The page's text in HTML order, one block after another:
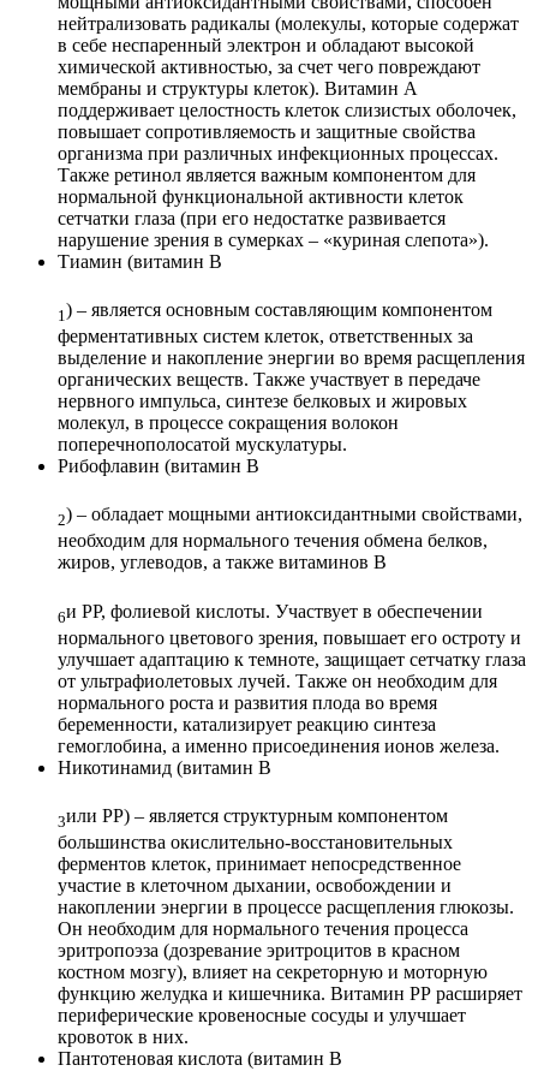
нейтрализовать радикалы (молекулы, которые содержат
в себе неспаренный электрон и обладают высокой
химической активностью, за счет чего повреждают
мембраны и структуры клеток). Витамин А
поддерживает целостность клеток слизистых оболочек,
повышает сопротивляемость и защитные свойства
организма при различных инфекционных процессах.
Также ретинол является важным компонентом для
нормальной функциональной активности клеток
сетчатки глаза (при его недостатке развивается
нарушение зрения в сумерках – «куриная слепота»).
Тиамин (витамин В
1) – является основным составляющим компонентом
ферментативных систем клеток, ответственных за
выделение и накопление энергии во время расщепления
органических веществ. Также участвует в передаче
нервного импульса, синтезе белковых и жировых
молекул, в процессе сокращения волокон
поперечнополосатой мускулатуры.
Рибофлавин (витамин В
2) – обладает мощными антиоксидантными свойствами,
необходим для нормального течения обмена белков,
жиров, углеводов, а также витаминов В
6и РР, фолиевой кислоты. Участвует в обеспечении
нормального цветового зрения, повышает его остроту и
улучшает адаптацию к темноте, защищает сетчатку глаза
от ультрафиолетовых лучей. Также он необходим для
нормального роста и развития плода во время
беременности, катализирует реакцию синтеза
гемоглобина, а именно присоединения ионов железа.
Никотинамид (витамин В
3или РР) – является структурным компонентом
большинства окислительно-восстановительных
ферментов клеток, принимает непосредственное
участие в клеточном дыхании, освобождении и
накоплении энергии в процессе расщепления глюкозы.
Он необходим для нормального течения процесса
эритропоэза (дозревание эритроцитов в красном
костном мозгу), влияет на секреторную и моторную
функцию желудка и кишечника. Витамин РР расширяет
периферические кровеносные сосуды и улучшает
кровоток в них.
Пантотеновая кислота (витамин В